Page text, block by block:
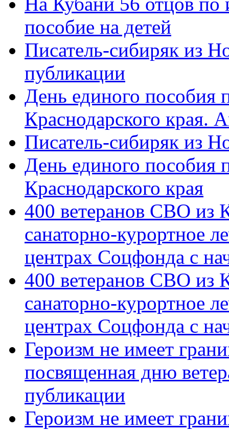
пособие на детей
Писатель-сибиряк из
публикации
День единого пособия
Краснодарского края.
Писатель-сибиряк из
День единого пособия
Краснодарского края
400 ветеранов СВО из
санаторно-курортное
центрах Соцфонда с
400 ветеранов СВО из
санаторно-курортное
центрах Соцфонда с
Героизм не имеет
посвященная дню
публикации
Героизм не имеет